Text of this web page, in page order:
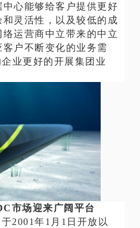
心能够给客户提供更好
灵活性，以及较低的成
运营商中立带来的中立
户不断变化的业务需
业更好的开展集团业
市场迎来广阔平台
2001年1月1日开放以